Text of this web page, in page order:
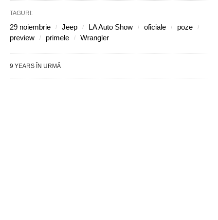
TAGURI:
29 noiembrie Jeep LA Auto Show oficiale
poze
preview
primele Wrangler
9 YEARS ÎN URMĂ